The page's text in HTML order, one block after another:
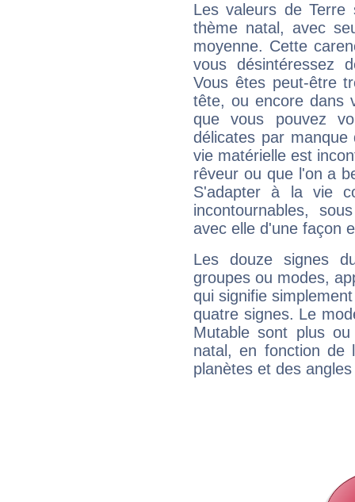
Les valeurs de Terre
thème natal, avec
moyenne. Cette
vous désintéressez
Vous êtes peut-être
tête, ou encore dans
que vous pouvez
délicates par
vie matérielle est
rêveur ou que l'on a
S'adapter à la vie
incontournables,
avec elle d'une façon
Les douze signes
groupes ou modes,
qui signifie
quatre signes. Le
Mutable sont plus
natal, en fonction de
planètes et des